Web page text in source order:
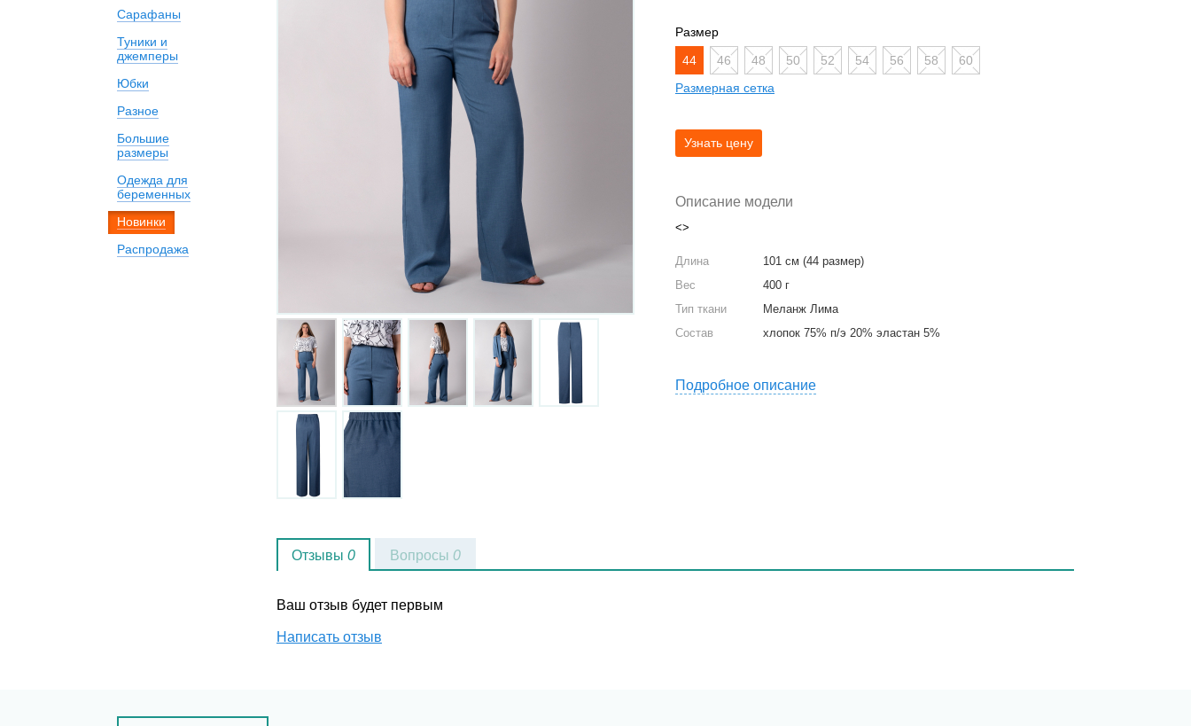
Сарафаны
Туники и
джемперы
Юбки
Разное
Большие
размеры
Одежда для
беременных
Новинки
Распродажа
Размер
44
46 48 50 52 54 56 58
60
Размерная сетка
Описание модели
<>
Длина
101 см (44 размер)
Вес
400 г
Тип ткани
Меланж Лима
Состав
хлопок 75% п/э 20% эластан 5%
Подробное описание
Отзывы 0
Ваш отзыв будет первым
Написать отзыв
Вопросы 0